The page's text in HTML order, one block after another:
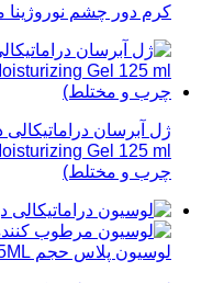
کرم دور چشم
چرب و مختلط)